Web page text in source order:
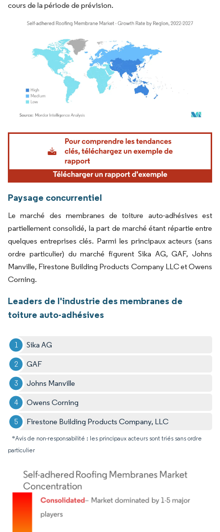
cours de la période de prévision.
Image © Mordor Intelligence. La réutilisation nécessite une attribution sous CC BY
Paysage concurrentiel
Le marché des membranes de toiture auto-adhésives est
partiellement consolidé, la part de marché étant répartie entre
quelques entreprises clés. Parmi les principaux acteurs (sans
ordre particulier) du marché figurent Sika AG, GAF, Johns
Manville, Firestone Building Products Company LLC et Owens
Corning.
Leaders de l'industrie des membranes de
toiture auto-adhésives
Sika AG
GAF
Johns Manville
Owens Corning
Firestone Building Products Company, LLC
*Avis de non-responsabilité : les principaux acteurs sont triés sans ordre
particulier